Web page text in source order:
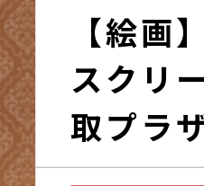
【絵
スクリ
取プラ